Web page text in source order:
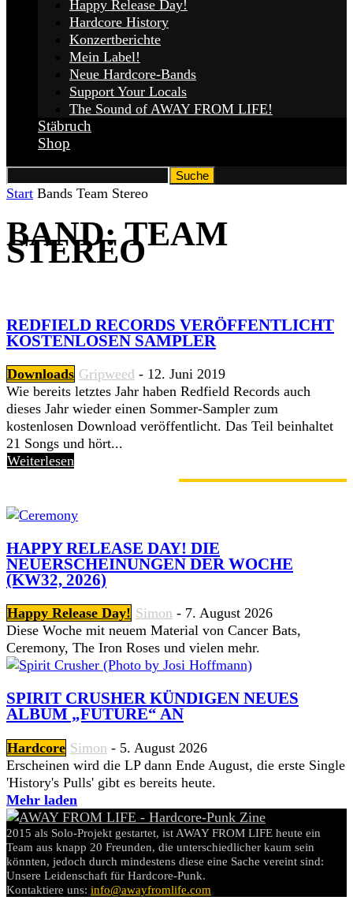
Happy Release Day!
Hardcore History
Konzertberichte
Mein Label!
Neue Hardcore-Bands
Support Your Locals
The Sound of AWAY FROM LIFE!
Stäbruch
Shop
Start Bands Team Stereo
BAND: TEAM
STEREO
REDFIELD RECORDS VERÖFFENTLICHT
KOSTENLOSEN SAMPLER
Downloads Gripweed - 12. Juni 2019
Wie bereits letztes Jahr haben Redfield Records auch
dieses Jahr wieder einen Sommer-Sampler zum
kostenlosen Download veröffentlicht. Das Teil beinhaltet
21 Songs und hört...
Weiterlesen
HAPPY RELEASE DAY! DIE
NEUERSCHEINUNGEN DER WOCHE
(KW32, 2026)
Happy Release Day! Simon - 7. August 2026
Diese Woche mit neuem Material von Cancer Bats,
Ceremony, The Iron Roses und vielen mehr.
SPIRIT CRUSHER KÜNDIGEN NEUES
ALBUM „FUTURE“ AN
Hardcore Simon - 5. August 2026
Erscheinen wird die LP dann Ende August, die erste Single
'History's Pulls' gibt es bereits heute.
Mehr laden
2015 als Solo-Projekt gestartet, ist AWAY FROM LIFE heute ein
Team aus knapp 20 Freunden, die unterschiedlicher kaum sein
könnten, jedoch durch mindestens diese eine Sache vereint sind:
Unsere Leidenschaft für Hardcore-Punk.
Kontaktiere uns: info@awayfromlife.com